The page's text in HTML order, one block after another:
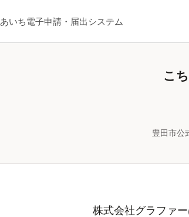
あいち電子申請・届出システム
こ
豊田市公
株式会社グラファ